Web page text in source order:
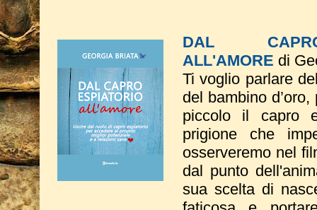
DAL
ALL'AMORE di
Ti voglio parlare
del bambino
piccolo il capro
prigione che
osserveremo nel
dal punto
sua scelta di